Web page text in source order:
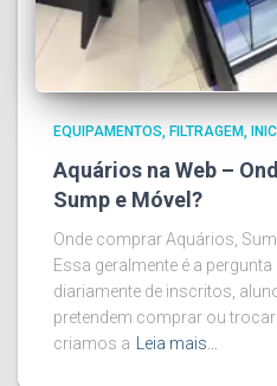
EQUIPAMENTOS FILTRAGEM
Aquários na Web –
Sump e Móvel?
Onde comprar Aquários,
Essa geralmente é a
diariamente de inscritos,
pretendem comprar ou
criamos a Leia mais…